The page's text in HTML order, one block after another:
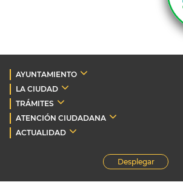
AYUNTAMIENTO
LA CIUDAD
TRÁMITES
ATENCIÓN CIUDADANA
ACTUALIDAD
Desplegar